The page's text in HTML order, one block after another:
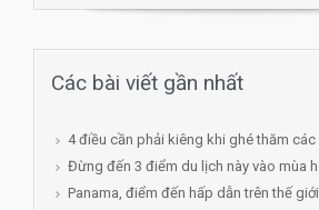
Các bài viết gần nhất
4 điều cần phải kiêng khi ghé thăm các
Đừng đến 3 điểm du lịch này vào mùa
Panama, điểm đến hấp dẫn trên thế giới